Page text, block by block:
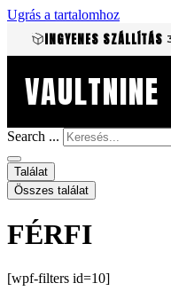
Ugrás a tartalomhoz
INGYENES SZÁLLÍTÁS
VAULTNINE
Search ...
Találat
Összes találat
FÉRFI
[wpf-filters id=10]